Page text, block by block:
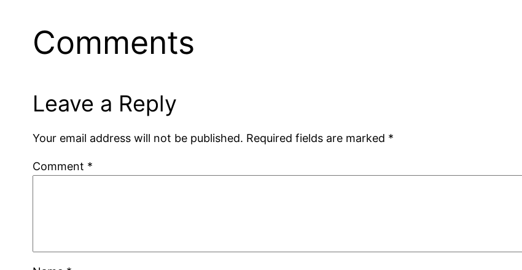
Comments
Leave a Reply
Your email address will not be published. Required fields are marked *
Comment *